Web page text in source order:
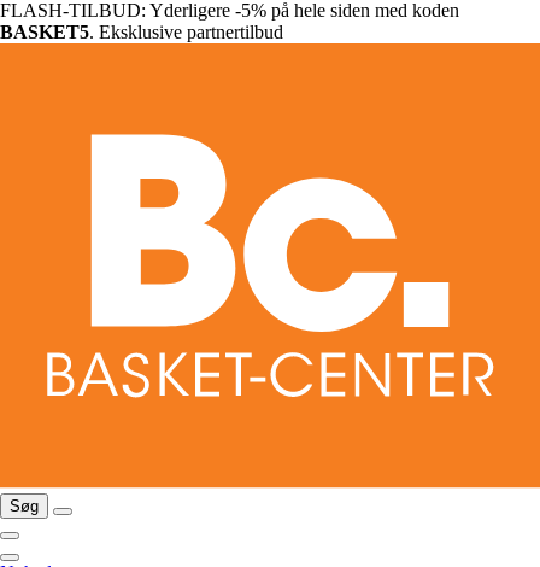
FLASH-TILBUD: Yderligere -5% på hele siden med koden
BASKET5. Eksklusive partnertilbud
Søg